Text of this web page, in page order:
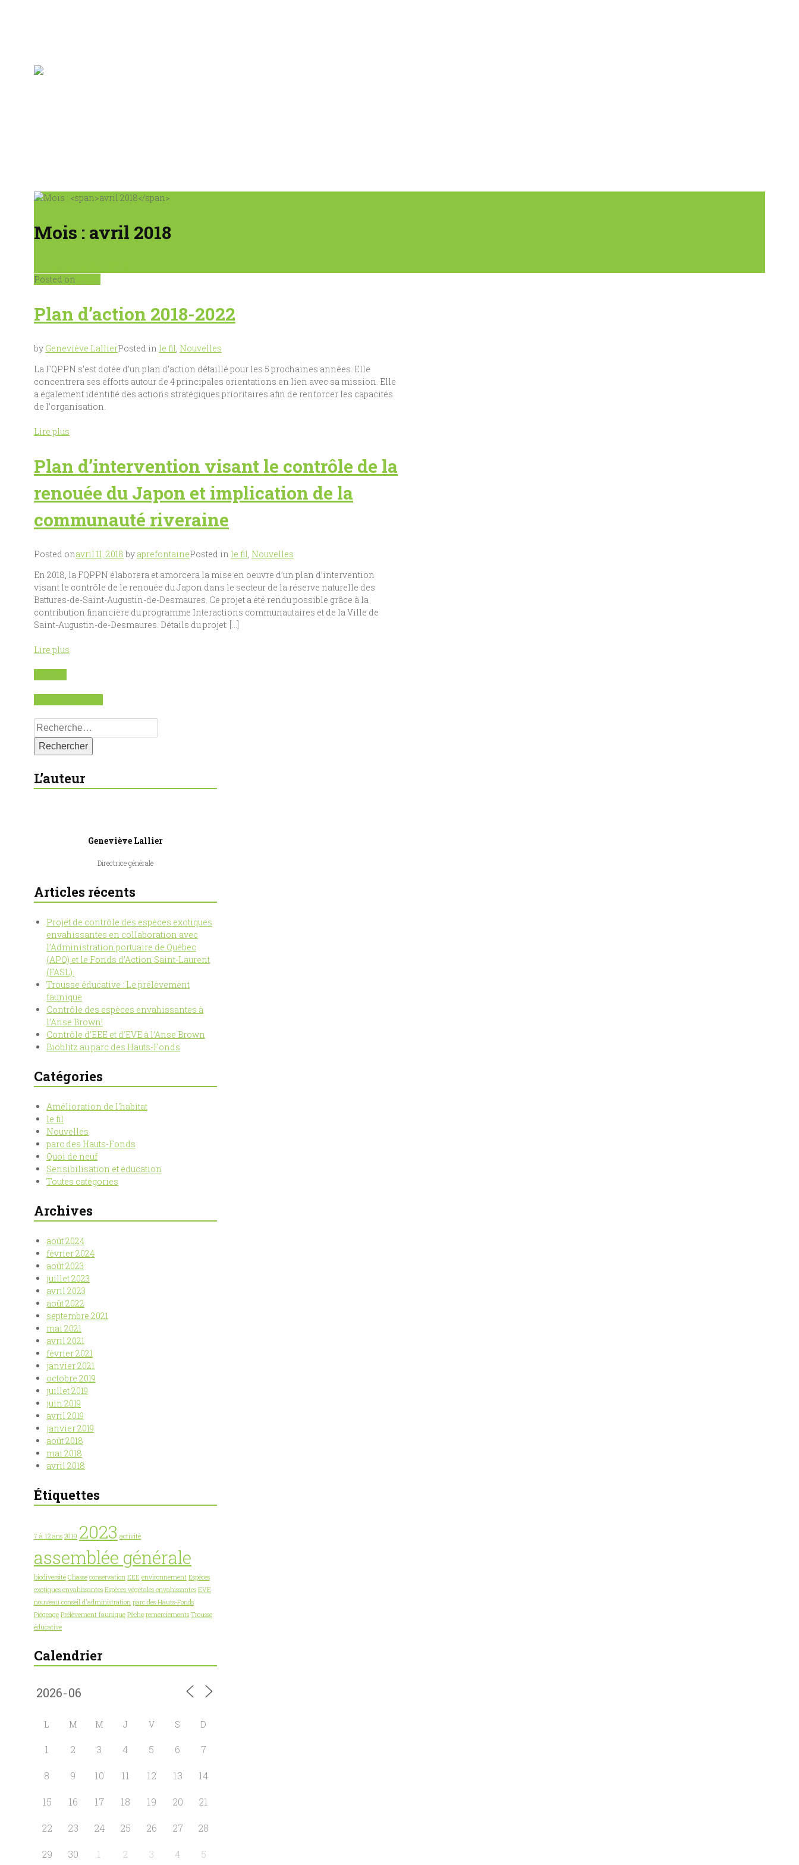
Mois : avril 2018
Posted on
Plan d’action 2018-2022
by Geneviève LallierPosted in le fil, Nouvelles
La FQPPN s’est dotée d’un plan d’action détaillé pour les 5 prochaines années. Elle
concentrera ses efforts autour de 4 principales orientations en lien avec sa mission. Elle
a également identifié des actions stratégiques prioritaires afin de renforcer les capacités
de l’organisation.
Lire plus
Plan d’intervention visant le contrôle de la
renouée du Japon et implication de la
communauté riveraine
Posted onavril 11, 2018 by aprefontainePosted in le fil Nouvelles
En 2018, la FQPPN élaborera et amorcera la mise en oeuvre d’un plan d’intervention
visant le contrôle de le renouée du Japon dans le secteur de la réserve naturelle des
Battures-de-Saint-Augustin-de-Desmaures. Ce projet a été rendu possible grâce à la
contribution financière du programme Interactions communautaires et de la Ville de
Saint-Augustin-de-Desmaures. Détails du projet: […]
Lire plus
Rechercher :
L’auteur
Geneviève Lallier
Directrice générale
Articles récents
Projet de contrôle des espèces exotiques
envahissantes en collaboration avec
l’Administration portuaire de Québec
(APQ) et le Fonds d’Action Saint-Laurent
(FASL).
Trousse éducative : Le prélèvement
faunique
Contrôle des espèces envahissantes à
l’Anse Brown!
Contrôle d’EEE et d’EVE à l’Anse Brown
Bioblitz au parc des Hauts-Fonds
Catégories
Amélioration de l'habitat
le fil
Nouvelles
parc des Hauts-Fonds
Quoi de neuf
Sensibilisation et éducation
Toutes catégories
Archives
août 2024
février 2024
août 2023
juillet 2023
avril 2023
août 2022
septembre 2021
mai 2021
avril 2021
février 2021
janvier 2021
octobre 2019
juillet 2019
juin 2019
avril 2019
janvier 2019
août 2018
mai 2018
avril 2018
Étiquettes
7 à 12 ans 2019 2023 activité
assemblée générale
biodiversité Chasse conservation EEE environnement Espèces
exotiques envahissantes Espèces végétales envahissantes EVE
nouveau conseil d'administration parc des Hauts-Fonds
Piégeage Prélèvement faunique Pêche remerciements Trousse
éducative
Calendrier
L M M J V S D
1 2 3 4 5 6 7
8 9 10 11 12 13 14
15 16 17 18 19 20 21
22 23 24 25 26 27 28
29 30 1 2 3 4 5